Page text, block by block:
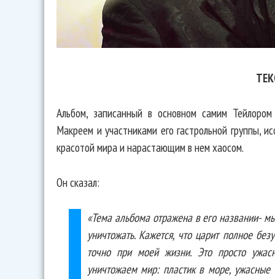
Альбом, записанный в основном самим
Макреем и участниками его гастрольной группы,
красотой мира и нарастающим в нем хаосом.
Он сказал:
«Тема альбома отражена в его названии-
уничтожать. Кажется, что царит полное
точно при моей жизни. Это просто
уничтожаем мир: пластик в море,